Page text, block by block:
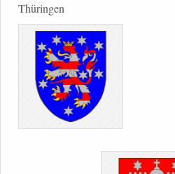
Thüringen